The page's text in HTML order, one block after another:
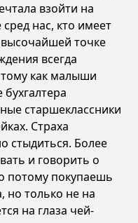
взойти на
нас, кто имеет
точке
всегда
тому как малыши
старшеклассники
Страха
стыдиться. Более
и говорить о
потому покупаешь
но только не на
на глаза чей-